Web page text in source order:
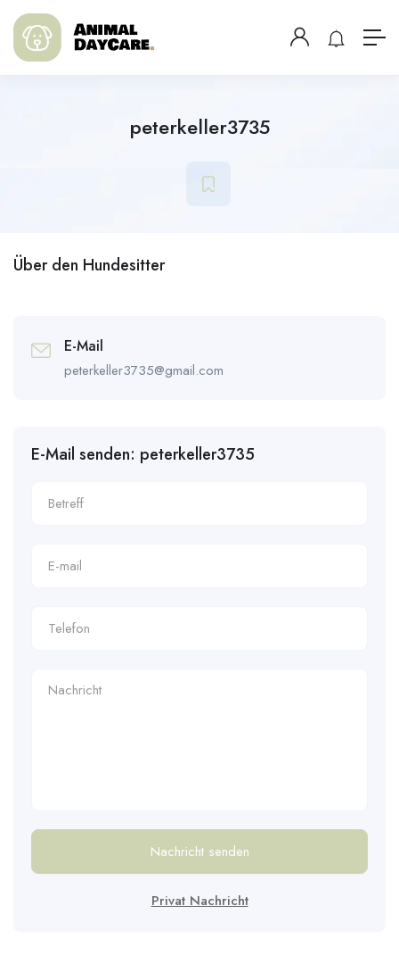
peterkeller3735
Über den Hundesitter
E-Mail
peterkeller3735@gmail.com
E-Mail senden: peterkeller3735
Nachricht senden
Privat Nachricht